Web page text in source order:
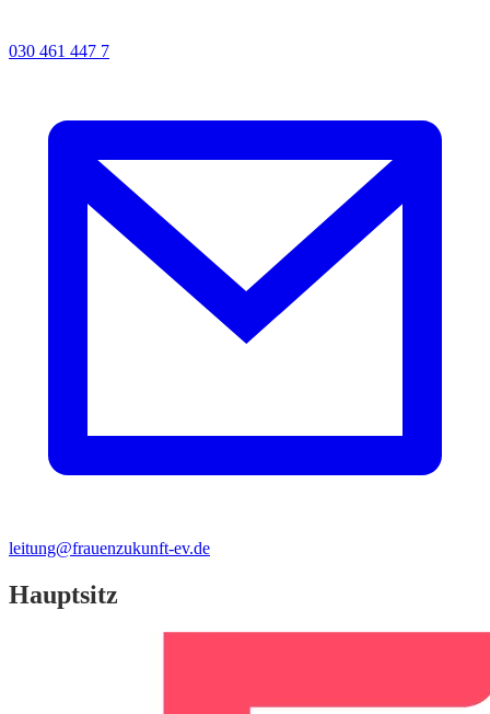
030 461 447 7
leitung@frauenzukunft-ev.de
Hauptsitz